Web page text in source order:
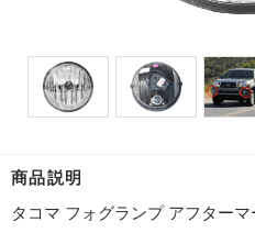
商品説明
タコマ フォグランプ アフター